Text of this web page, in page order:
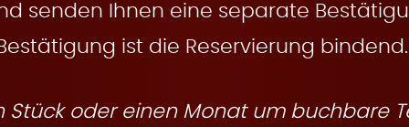
senden Ihnen eine separate
ist die Reservierung bindend.
Stück oder einen Monat um buchbare